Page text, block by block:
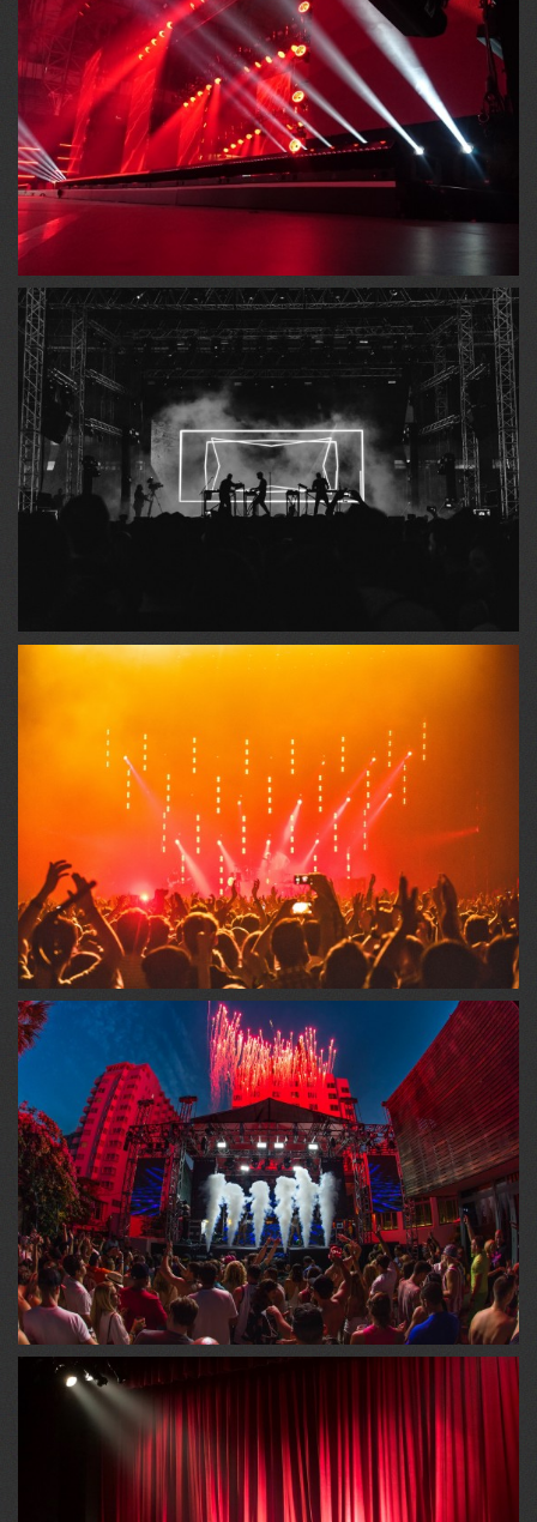
SISTEMAS DE ILUMINAÇÃO
Para Shows, Teatros, Convenções, Bailes, Iluminação de
Arena e Rua....
TELÕES
Projeção Simples e Simultânea, Data Show, Gravação em
Super VHS....
PALCOS
Metálicos de vários tamanhos, de 6,00 mt a 16,00 mt de
boca....
PLATAFORMAS PANTOGRÁFICAS
Em alumínio estrutural, de 1,00 x 2,00 mt, altura: ajustável
de 0,20cm até 1,00mt...
CARRETAS PALCOS
De 10,00 mt e 14,00 mt. Apresentamos a carreta